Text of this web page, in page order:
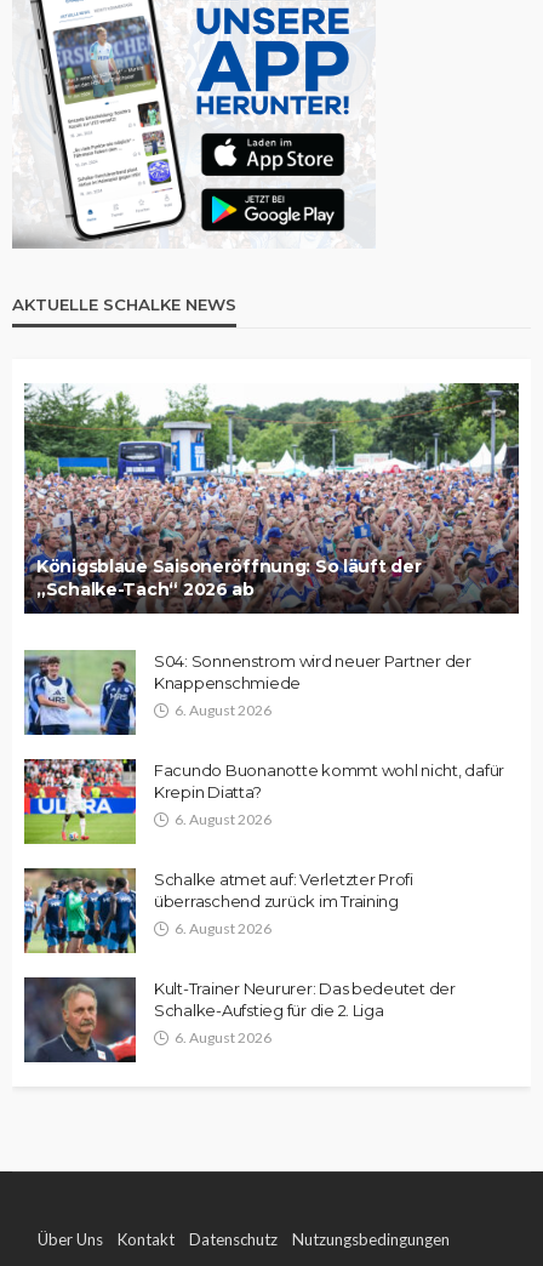
AKTUELLE SCHALKE NEWS
Königsblaue Saisoneröffnung: So läuft der
„Schalke-Tach“ 2026 ab
S04: Sonnenstrom wird neuer Partner der
Knappenschmiede
6. August 2026
Facundo Buonanotte kommt wohl nicht, dafür
Krepin Diatta?
6. August 2026
Schalke atmet auf: Verletzter Profi
überraschend zurück im Training
6. August 2026
Kult-Trainer Neururer: Das bedeutet der
Schalke-Aufstieg für die 2. Liga
6. August 2026
Über Uns Kontakt Datenschutz Nutzungsbedingungen